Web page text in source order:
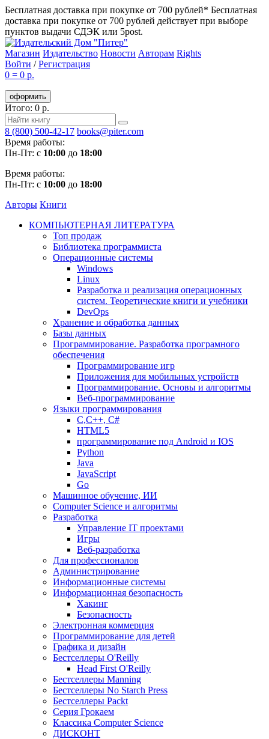
Бесплатная доставка при покупке от 700 рублей* Бесплатная
доставка при покупке от 700 рублей действует при выборе
пунктов выдачи СДЭК или 5post.
Магазин Издательство Новости Авторам Rights
Войти /Регистрация
0 = 0 р.
оформить
Итого: 0 р.
8 (800) 500-42-17 books@piter.com
Время работы:
Пн-Пт: с 10:00 до 18:00
Время работы:
Пн-Пт: с 10:00 до 18:00
Авторы Книги
КОМПЬЮТЕРНАЯ ЛИТЕРАТУРА
Топ продаж
Библиотека программиста
Операционные системы
Windows
Linux
Разработка и реализация операционных
систем. Теоретические книги и учебники
DevOps
Хранение и обработка данных
Базы данных
Программирование. Разработка програмного
обеспечения
Программирование игр
Приложения для мобильных устройств
Программирование. Основы и алгоритмы
Веб-программирование
Языки программирования
С,С++, С#
HTML5
программирование под Android и IOS
Python
Java
JavaScript
Go
Машинное обучение, ИИ
Computer Science и алгоритмы
Разработка
Управление IT проектами
Игры
Веб-разработка
Для профессионалов
Администрирование
Информационные системы
Информационная безопасность
Хакинг
Безопасность
Электронная коммерция
Программирование для детей
Графика и дизайн
Бестселлеры O'Reilly
Head First O'Reilly
Бестселлеры Manning
Бестселлеры No Starch Press
Бестселлеры Packt
Серия Грокаем
Классика Computer Science
ДИСКОНТ